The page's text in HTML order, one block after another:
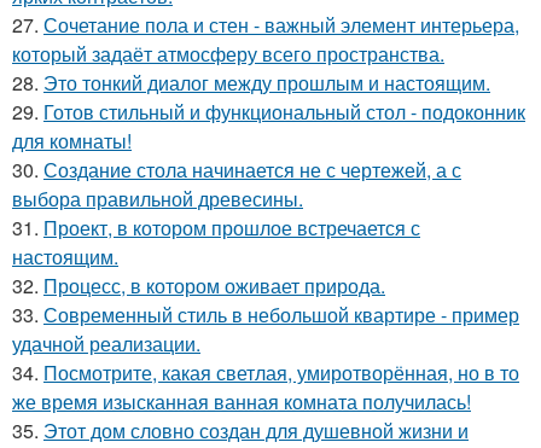
27. Сочетание пола и стен - важный элемент интерьера,
который задаёт атмосферу всего пространства.
28. Это тонкий диалог между прошлым и настоящим.
29. Готов стильный и функциональный стол - подоконник
для комнаты!
30. Создание стола начинается не с чертежей, а с
выбора правильной древесины.
31. Проект, в котором прошлое встречается с
настоящим.
32. Процесс, в котором оживает природа.
33. Современный стиль в небольшой квартире - пример
удачной реализации.
34. Посмотрите, какая светлая, умиротворённая, но в то
же время изысканная ванная комната получилась!
35. Этот дом словно создан для душевной жизни и